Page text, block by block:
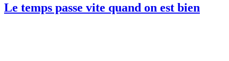
Le temps passe vite quand on est bien